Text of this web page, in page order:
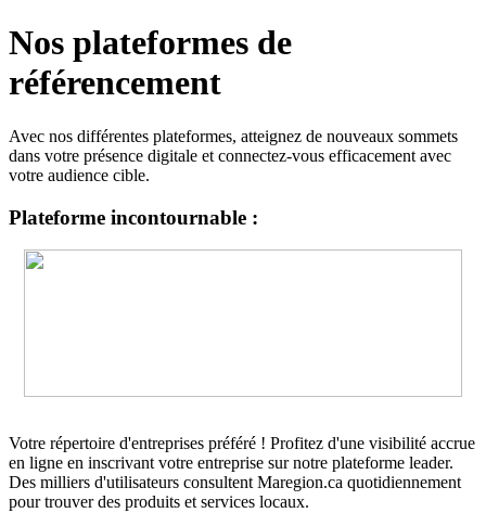
Nos plateformes de
référencement
Avec nos différentes plateformes, atteignez de nouveaux sommets
dans votre présence digitale et connectez-vous efficacement avec
votre audience cible.
Plateforme incontournable :
Votre répertoire d'entreprises préféré ! Profitez d'une visibilité accrue
en ligne en inscrivant votre entreprise sur notre plateforme leader.
Des milliers d'utilisateurs consultent Maregion.ca quotidiennement
pour trouver des produits et services locaux.